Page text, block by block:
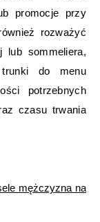
promocje przy
rozważyć
lub sommeliera,
trunki do menu
potrzebnych
czasu trwania
mężczyzna na